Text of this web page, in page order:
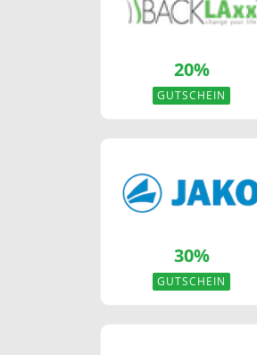
20%
GUTSCHEIN
30%
GUTSCHEIN